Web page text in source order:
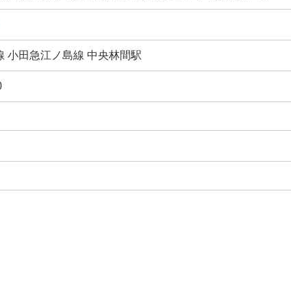
小田急江ノ島線 中央林間駅